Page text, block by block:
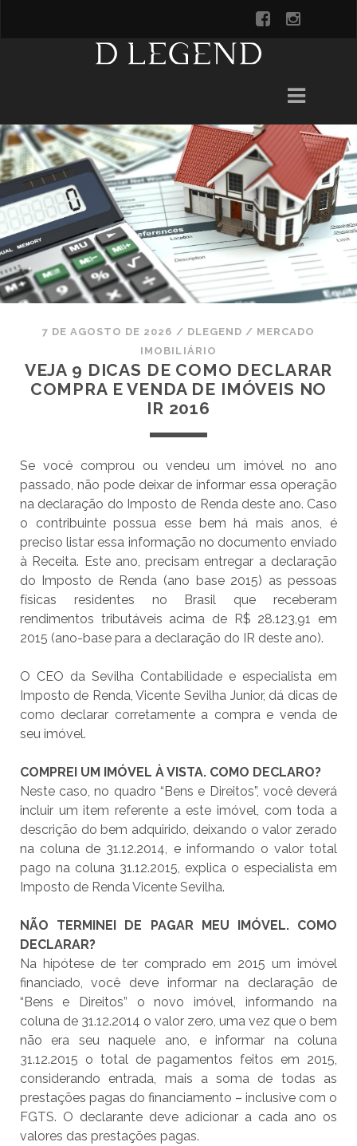
7 DE AGOSTO DE 2026 / DLEGEND / MERCADO
IMOBILIÁRIO
VEJA 9 DICAS DE COMO DECLARAR
COMPRA E VENDA DE IMÓVEIS NO
IR 2016
Se você comprou ou vendeu um imóvel no ano
passado, não pode deixar de informar essa operação
na declaração do Imposto de Renda deste ano. Caso
o contribuinte possua esse bem há mais anos, é
preciso listar essa informação no documento enviado
à Receita. Este ano, precisam entregar a declaração
do Imposto de Renda (ano base 2015) as pessoas
físicas residentes no Brasil que receberam
rendimentos tributáveis acima de R$ 28.123,91 em
2015 (ano-base para a declaração do IR deste ano).
O CEO da Sevilha Contabilidade e especialista em
Imposto de Renda, Vicente Sevilha Junior, dá dicas de
como declarar corretamente a compra e venda de
seu imóvel.
COMPREI UM IMÓVEL À VISTA. COMO DECLARO?
Neste caso, no quadro “Bens e Direitos”, você deverá
incluir um item referente a este imóvel, com toda a
descrição do bem adquirido, deixando o valor zerado
na coluna de 31.12.2014, e informando o valor total
pago na coluna 31.12.2015, explica o especialista em
Imposto de Renda Vicente Sevilha.
NÃO TERMINEI DE PAGAR MEU IMÓVEL. COMO
DECLARAR?
Na hipótese de ter comprado em 2015 um imóvel
financiado, você deve informar na declaração de
“Bens e Direitos” o novo imóvel, informando na
coluna de 31.12.2014 o valor zero, uma vez que o bem
não era seu naquele ano, e informar na coluna
31.12.2015 o total de pagamentos feitos em 2015,
considerando entrada, mais a soma de todas as
prestações pagas do financiamento – inclusive com o
FGTS. O declarante deve adicionar a cada ano os
valores das prestações pagas.